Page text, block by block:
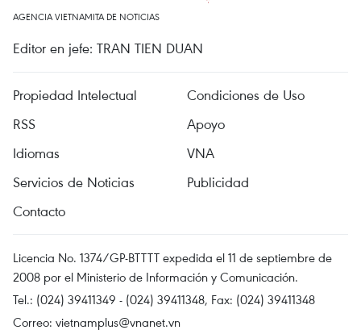
AGENCIA VIETNAMITA DE NOTICIAS
Editor en jefe: TRAN TIEN DUAN
Propiedad Intelectual
Condiciones de Uso
RSS
Apoyo
Idiomas
VNA
Servicios de Noticias
Publicidad
Contacto
Licencia No. 1374/GP-BTTTT expedida el 11 de septiembre de
2008 por el Ministerio de Información y Comunicación.
Tel.: (024) 39411349 - (024) 39411348, Fax: (024) 39411348
Correo: vietnamplus@vnanet.vn